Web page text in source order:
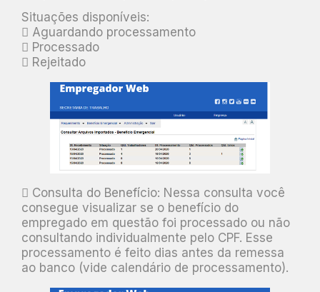
Situações disponíveis:
 Aguardando processamento
 Processado
 Rejeitado
 Consulta do Benefício: Nessa consulta você
consegue visualizar se o benefício do
empregado em questão foi processado ou não
consultando individualmente pelo CPF. Esse
processamento é feito dias antes da remessa
ao banco (vide calendário de processamento).